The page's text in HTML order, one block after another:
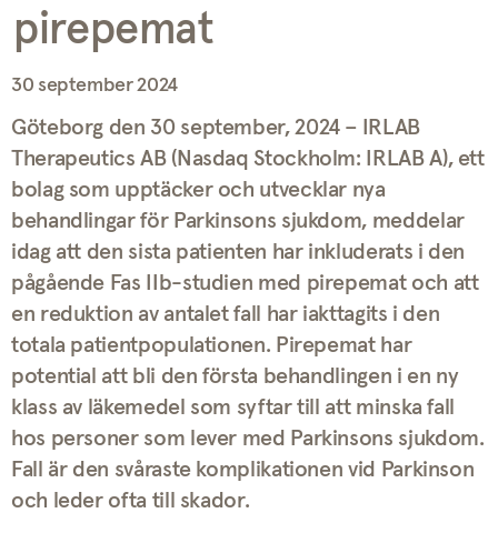
pirepemat
30 september 2024
Göteborg den 30 september, 2024 – IRLAB
Therapeutics AB (Nasdaq Stockholm: IRLAB A), ett
bolag som upptäcker och utvecklar nya
behandlingar för Parkinsons sjukdom, meddelar
idag att den sista patienten har inkluderats i den
pågående Fas IIb-studien med pirepemat och att
en reduktion av antalet fall har iakttagits i den
totala patientpopulationen. Pirepemat har
potential att bli den första behandlingen i en ny
klass av läkemedel som syftar till att minska fall
hos personer som lever med Parkinsons sjukdom.
Fall är den svåraste komplikationen vid Parkinson
och leder ofta till skador.